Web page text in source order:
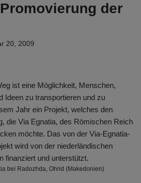
der
20, 2009
ist eine Möglichkeit, Menschen,
Ideen zu transportieren und zu
Jahr ein Projekt, welches den
die Via Egnatia, des Römischen Reich
möchte. Das von der Via-Egnatia-
wird von der niederländischen
finanziert und unterstützt.
bei Radozhda, Ohrid (Makedonien)